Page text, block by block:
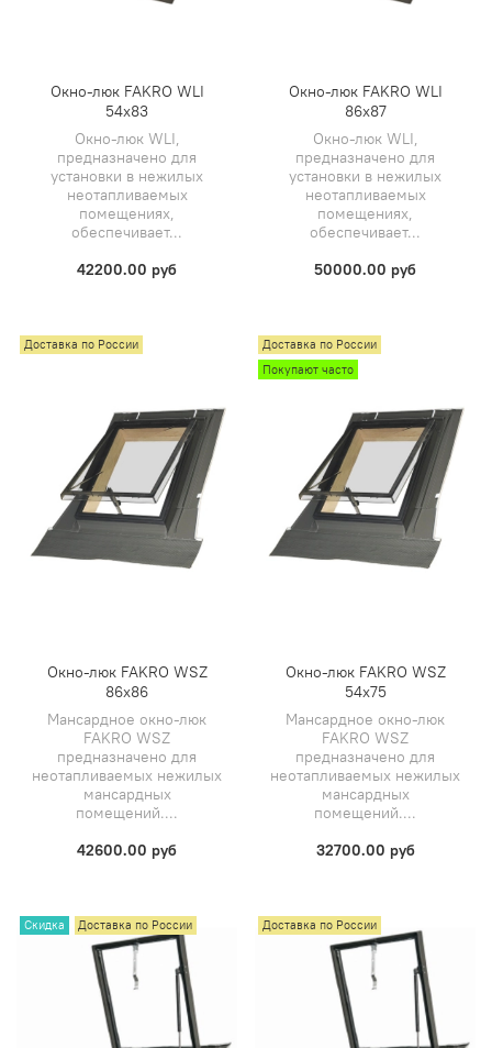
Окно-люк FAKRO WLI
54х83
​Окно-люк WLI,
предназначено для
установки в нежилых
неотапливаемых
помещениях,
обеспечивает...
42200.00 руб
Окно-люк FAKRO WLI
86х87
​Окно-люк WLI,
предназначено для
установки в нежилых
неотапливаемых
помещениях,
обеспечивает...
50000.00 руб
Доставка по России
Окно-люк FAKRO WSZ
86x86
Мансардное окно-люк
FAKRO WSZ
предназначено для
неотапливаемых нежилых
мансардных
помещений....
42600.00 руб
Доставка по России
Покупают часто
Окно-люк FAKRO WSZ
54х75
Мансардное окно-люк
FAKRO WSZ
предназначено для
неотапливаемых нежилых
мансардных
помещений....
32700.00 руб
Скидка Доставка по России Доставка по России